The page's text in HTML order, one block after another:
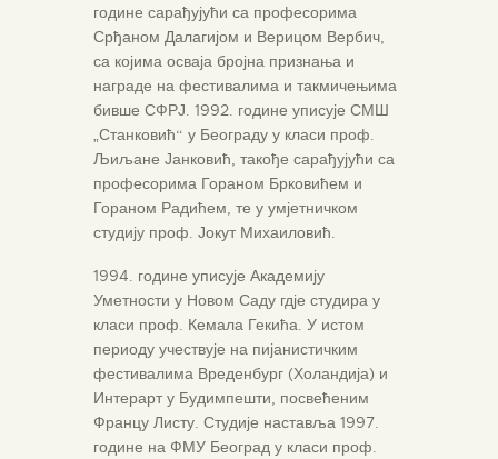
године сарађујући са професорима
Срђаном Далагијом и Верицом Вербич,
са којима осваја бројна признања и
награде на фестивалима и такмичењима
бивше СФРЈ. 1992. године уписује СМШ
„Станковић“ у Београду у класи проф.
Љиљане Јанковић, такође сарађујући са
професорима Гораном Брковићем и
Гораном Радићем, те у умјетничком
студију проф. Јокут Михаиловић.
1994. године уписује Академију
Уметности у Новом Саду гдје студира у
класи проф. Кемала Гекића. У истом
периоду учествује на пијанистичким
фестивалима Вреденбург (Холандија) и
Интерарт у Будимпешти, посвећеним
Францу Листу. Студије наставља 1997.
године на ФМУ Београд у класи проф.